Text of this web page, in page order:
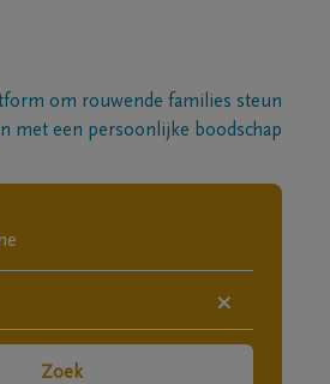
om rouwende families steun
met een persoonlijke boodschap
×
Zoek